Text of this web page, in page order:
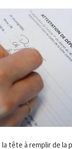
tête à remplir de la